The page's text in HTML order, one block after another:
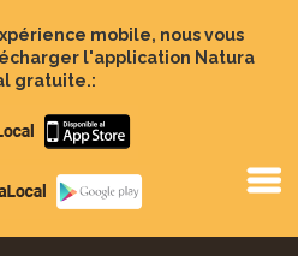
mobile, nous vous
l'application Natura
gratuite.:
Apple
store
Google
Play